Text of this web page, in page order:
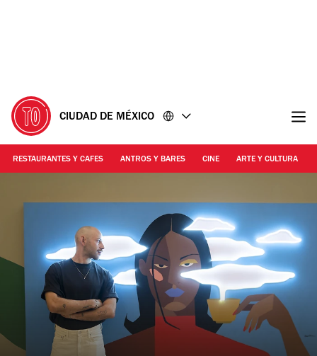
CIUDAD DE MÉXICO
RESTAURANTES Y CAFES ANTROS Y BARES CINE ARTE Y CULTURA